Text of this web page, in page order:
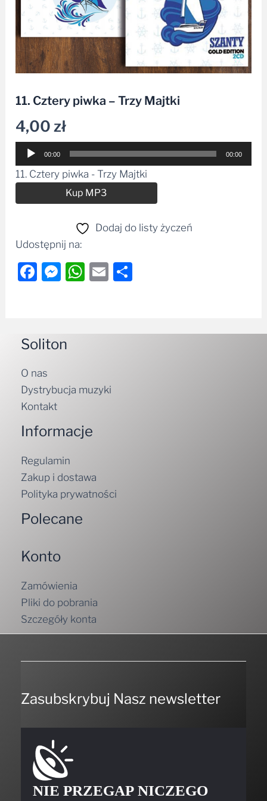
11. Cztery piwka – Trzy Majtki
4,00zł
Odtwarzacz
plików
dźwiękowych
00:00 00:00
11. Cztery piwka - Trzy Majtki
Kup MP3
Dodaj do listy życzeń
Udostępnij na:
Facebook
Messenger
WhatsApp
Email
Soliton
O nas
Dystrybucja muzyki
Kontakt
Informacje
Regulamin
Zakup i dostawa
Polityka prywatności
Polecane
Konto
Zamówienia
Pliki do pobrania
Szczegóły konta
Zasubskrybuj Nasz newsletter
NIE PRZEGAP NICZEGO